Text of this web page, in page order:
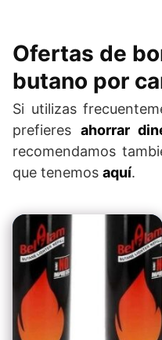
Ofertas de
butano por
Si utilizas
prefieres ahorrar
recomendamos
que tenemos aquí.